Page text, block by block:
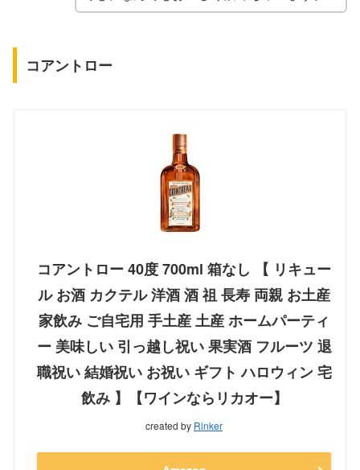
コアントロー
コアントロー 40度 700ml 箱なし 【 リキュー
ル お酒 カクテル 洋酒 酒 祖 長寿 両親 お土産
家飲み ご自宅用 手土産 土産 ホームパーティ
ー 美味しい 引っ越し祝い 果実酒 フルーツ 退
職祝い 結婚祝い お祝い ギフト ハロウィン 宅
飲み 】【ワインならリカオー】
created by Rinker